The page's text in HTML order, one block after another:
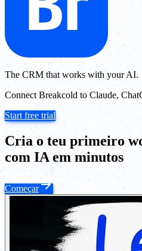
The CRM that works with your AI.
Connect Breakcold to Claude,
Start free trial
Cria o teu primeiro
com IA em minutos
Começar